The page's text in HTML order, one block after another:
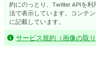
約にのっとり、Twitter APIを
法で表示しています。コンテ
に記載しています。
サービス規約（画像の取